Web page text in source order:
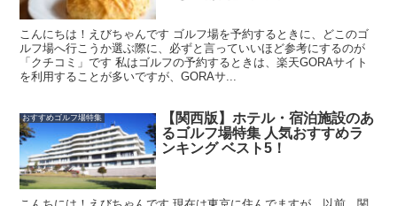
こんにちは！えびちゃんです ゴルフ場を予約するときに、どこのゴ
ルフ場へ行こうか選ぶ際に、必ずと言っていいほど参考にするのが
「クチコミ」です 私はゴルフの予約するときは、楽天GORAサイト
を利用することが多いですが、GORAサ...
おすすめゴルフ場特集
【関西版】ホテル・宿泊施設のあ
るゴルフ場特集 人気おすすめラ
ンキング ベスト5！